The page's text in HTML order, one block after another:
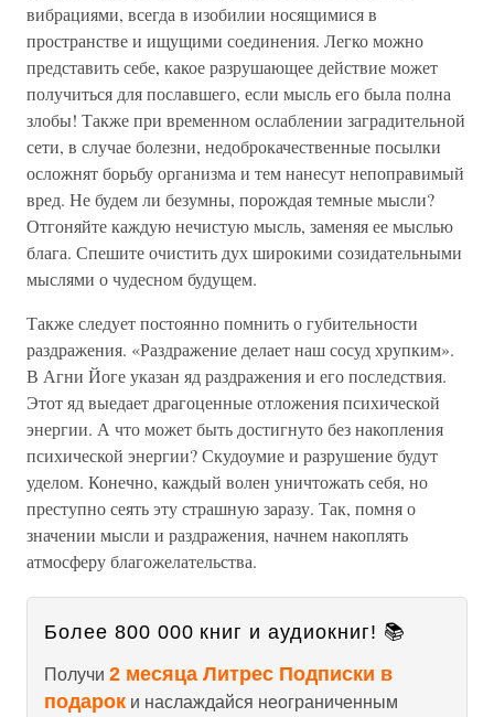
вибрациями, всегда в изобилии носящимися в
пространстве и ищущими соединения. Легко можно
представить себе, какое разрушающее действие может
получиться для пославшего, если мысль его была полна
злобы! Также при временном ослаблении заградительной
сети, в случае болезни, недоброкачественные посылки
осложнят борьбу организма и тем нанесут непоправимый
вред. Не будем ли безумны, порождая темные мысли?
Отгоняйте каждую нечистую мысль, заменяя ее мыслью
блага. Спешите очистить дух широкими созидательными
мыслями о чудесном будущем.
Также следует постоянно помнить о губительности
раздражения. «Раздражение делает наш сосуд хрупким».
В Агни Йоге указан яд раздражения и его последствия.
Этот яд выедает драгоценные отложения психической
энергии. А что может быть достигнуто без накопления
психической энергии? Скудоумие и разрушение будут
уделом. Конечно, каждый волен уничтожать себя, но
преступно сеять эту страшную заразу. Так, помня о
значении мысли и раздражения, начнем накоплять
атмосферу благожелательства.
Более 800 000 книг и аудиокниг! 📚
Получи 2 месяца Литрес Подписки в
подарок и наслаждайся неограниченным